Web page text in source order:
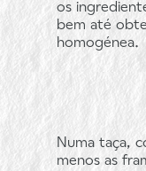
os
bem até
homogénea.
Numa taça,
menos as